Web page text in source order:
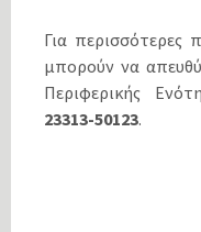
Για περισσότερες
μπορούν να
Περιφερικής
23313-50123.